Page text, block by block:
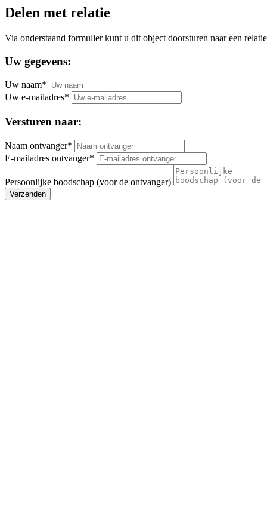
Delen met relatie
Via onderstaand formulier kunt u dit object doorsturen naar een
Uw gegevens:
Uw naam*
Uw e-mailadres*
Versturen naar:
Naam ontvanger*
E-mailadres ontvanger*
Persoonlijke boodschap (voor de ontvanger)
Verzenden